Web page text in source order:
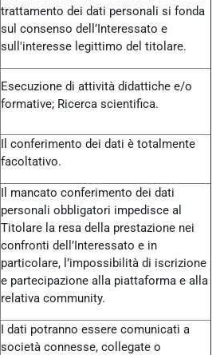
trattamento dei dati personali si fonda
sul consenso dell’Interessato e
sull'interesse legittimo del titolare.
Esecuzione di attività didattiche e/o
formative; Ricerca scientifica.
Il conferimento dei dati è totalmente
facoltativo.
Il mancato conferimento dei dati
personali obbligatori impedisce al
Titolare la resa della prestazione nei
confronti dell’Interessato e in
particolare, l’impossibilità di iscrizione
e partecipazione alla piattaforma e alla
relativa community.
I dati potranno essere comunicati a
società connesse, collegate o